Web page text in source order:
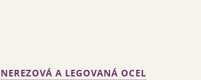
NEREZOVÁ A LEGOVANÁ OCEL